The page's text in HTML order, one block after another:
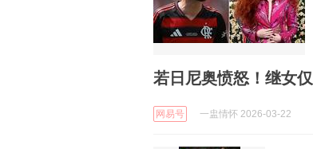
若日尼奥愤怒！继女
网易号 一盅情怀 2026-03-22